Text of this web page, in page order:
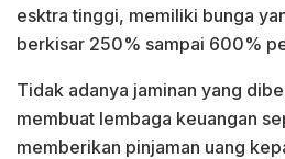
esktra tinggi, memiliki bunga
berkisar 250% sampai 600%
Tidak adanya jaminan yang
membuat lembaga keuangan
memberikan pinjaman uang